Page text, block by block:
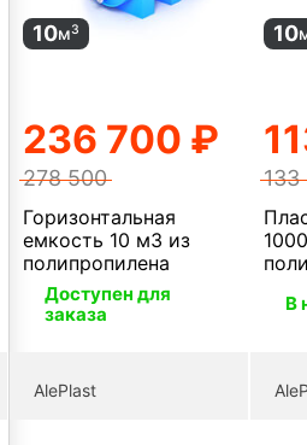
Горизонтальная
емкость 10 м3 из
полипропилена
10м3
Доступен для
заказа
236 700 ₽
278 500
AlePlast
10
В
133